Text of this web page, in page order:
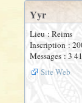
Yyr
Lieu : Reims
Inscription :
Messages : 3
Site Web